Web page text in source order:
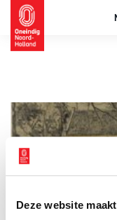
Deze website